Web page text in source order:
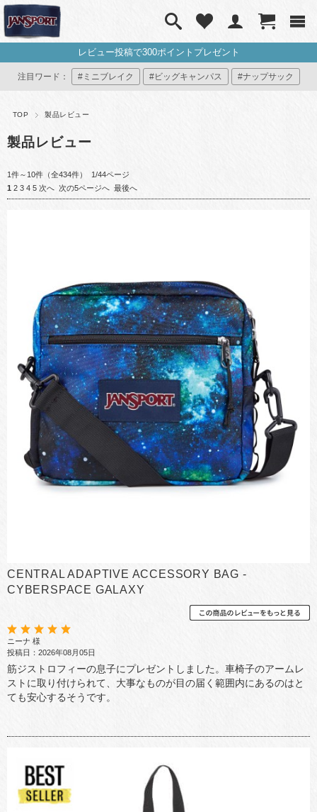
レビュー投稿で300ポイントプレゼント
注目ワード： #ミニブレイク #ビッグキャンパス #ナップサック
TOP 製品レビュー
製品レビュー
1件～10件（全434件） 1/44ページ
1 2 3 4 5 次へ 次の5ページへ 最後へ
CENTRAL ADAPTIVE ACCESSORY BAG -
CYBERSPACE GALAXY
ニーナ 様
投稿日：2026年08月05日
筋ジストロフィーの息子にプレゼントしました。車椅子のアームレ
ストに取り付けられて、大事なものが目の届く範囲内にあるのはと
ても安心するそうです。